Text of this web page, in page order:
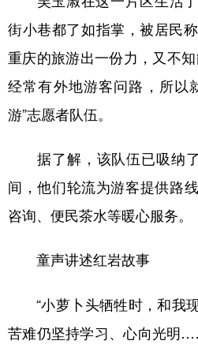
街小巷都了如指掌，被居民
重庆的旅游出一份力，又不
经常有外地游客问路，所以
游”志愿者队伍。
据了解，该队伍已吸纳了
间，他们轮流为游客提供路
咨询、便民茶水等暖心服务。
童声讲述红岩故事
“小萝卜头牺牲时，和我
苦难仍坚持学习、心向光明